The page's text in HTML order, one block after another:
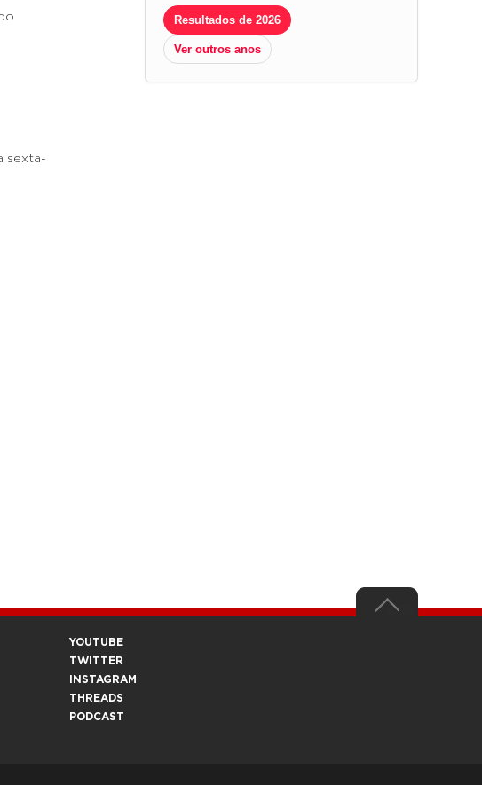
sexta-
Resultados de 2026
Ver outros anos
YOUTUBE
TWITTER
INSTAGRAM
THREADS
PODCAST